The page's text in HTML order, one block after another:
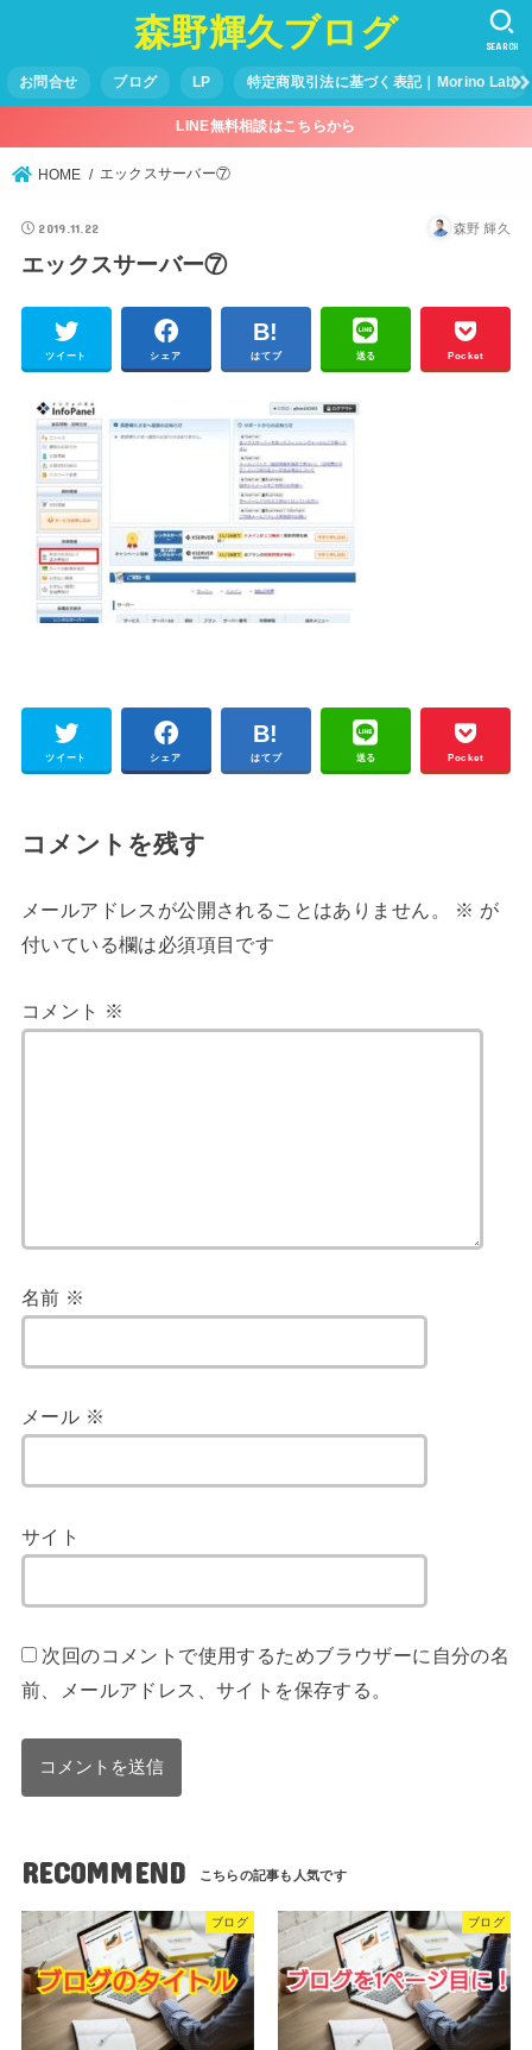
森野輝久ブログ
お問合せ ブログ LP 特定商取引法に基づく表記｜Morino Lab
SEARCH
LINE無料相談はこちらから
HOME エックスサーバー⑦
2019.11.22 森野 輝久
エックスサーバー⑦
ツイート シェア はてブ 送る Pocket
ツイート シェア はてブ 送る Pocket
コメントを残す
メールアドレスが公開されることはありません。 ※ が
付いている欄は必須項目です
コメント ※
名前 ※
メール ※
サイト
次回のコメントで使用するためブラウザーに自分の名
前、メールアドレス、サイトを保存する。
RECOMMEND
ブログ ブログ